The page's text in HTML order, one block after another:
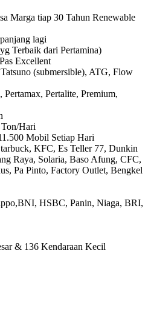
Marga tiap 30 Tahun Renewable
lagi
Terbaik dari Pertamina)
Excellent
(submersible), ATG, Flow
Pertalite, Premium,
Hari
Mobil Setiap Hari
KFC, Es Teller 77, Dunkin
Raya, Solaria, Baso Afung, CFC,
Pa Pinto, Factory Outlet, Bengkel
HSBC, Panin, Niaga, BRI,
& 136 Kendaraan Kecil